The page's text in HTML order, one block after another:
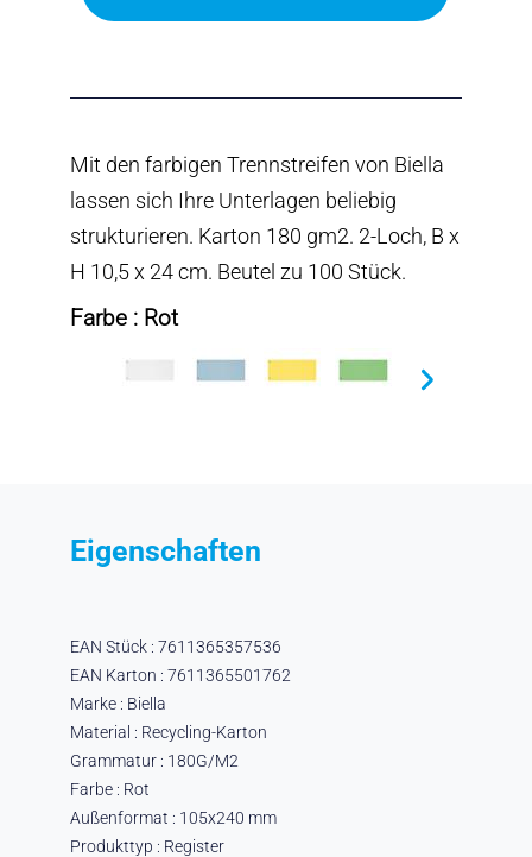
Mit den farbigen Trennstreifen von Biella
lassen sich Ihre Unterlagen beliebig
strukturieren. Karton 180 gm2. 2-Loch, B x
H 10,5 x 24 cm. Beutel zu 100 Stück.
Farbe : Rot
Eigenschaften
EAN Stück : 7611365357536
EAN Karton : 7611365501762
Marke : Biella
Material : Recycling-Karton
Grammatur : 180G/M2
Farbe : Rot
Außenformat : 105x240 mm
Produkttyp : Register